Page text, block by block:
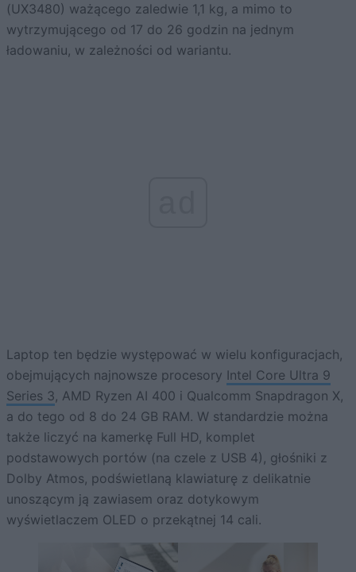
(UX3480) ważącego zaledwie 1,1 kg, a mimo to
wytrzymującego od 17 do 26 godzin na jednym
ładowaniu, w zależności od wariantu.
Laptop ten będzie występować w wielu konfiguracjach,
obejmujących najnowsze procesory Intel Core Ultra 9
Series 3, AMD Ryzen AI 400 i Qualcomm Snapdragon X,
a do tego od 8 do 24 GB RAM. W standardzie można
także liczyć na kamerkę Full HD, komplet
podstawowych portów (na czele z USB 4), głośniki z
Dolby Atmos, podświetlaną klawiaturę z delikatnie
unoszącym ją zawiasem oraz dotykowym
wyświetlaczem OLED o przekątnej 14 cali.